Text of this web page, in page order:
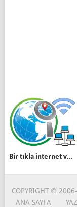
Bir tıkla internet ve yerel ip adresinizi bulun
COPYRIGHT ©
ANA SAYFA